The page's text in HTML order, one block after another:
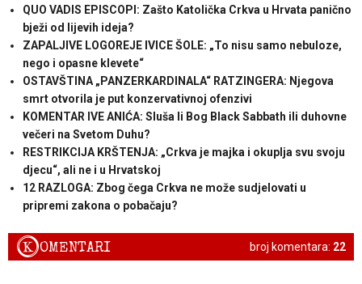
QUO VADIS EPISCOPI: Zašto Katolička Crkva u Hrvata panično
bježi od lijevih ideja?
ZAPALJIVE LOGOREJE IVICE ŠOLE: „To nisu samo nebuloze,
nego i opasne klevete“
OSTAVŠTINA „PANZERKARDINALA“ RATZINGERA: Njegova
smrt otvorila je put konzervativnoj ofenzivi
KOMENTAR IVE ANIĆA: Sluša li Bog Black Sabbath ili duhovne
večeri na Svetom Duhu?
RESTRIKCIJA KRŠTENJA: „Crkva je majka i okuplja svu svoju
djecu“, ali ne i u Hrvatskoj
12 RAZLOGA: Zbog čega Crkva ne može sudjelovati u
pripremi zakona o pobačaju?
broj komentara: 22
KOMENTARI